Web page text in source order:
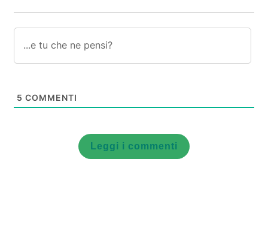
5 COMMENTI
Leggi i commenti